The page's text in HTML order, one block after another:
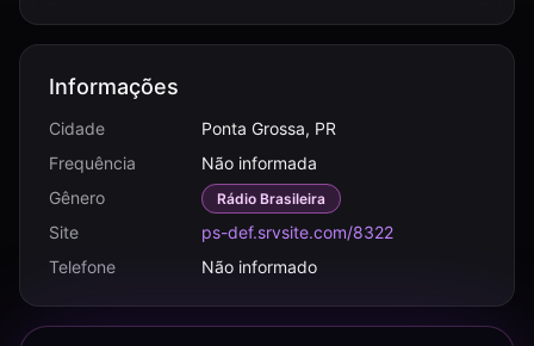
Informações
Cidade
Ponta Grossa, PR
Frequência
Não informada
Gênero
Rádio Brasileira
Site
ps-def.srvsite.com/8322
Telefone
Não informado